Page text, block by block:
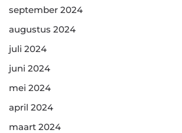
september 2024
augustus 2024
juli 2024
juni 2024
mei 2024
april 2024
maart 2024